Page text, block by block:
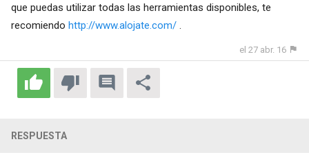
que puedas utilizar todas las herramientas disponibles, te
recomiendo http://www.alojate.com/.
el 27 abr. 16
RESPUESTA